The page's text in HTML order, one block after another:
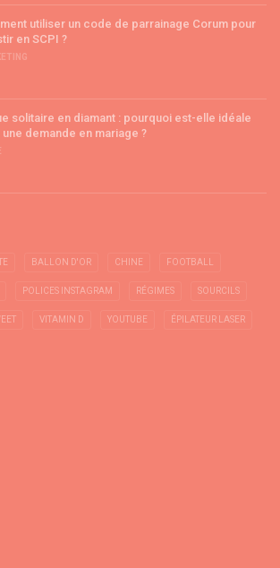
utiliser un code de parrainage Corum pour
en SCPI ?
solitaire en diamant : pourquoi est-elle idéale
une demande en mariage ?
BALLON D'OR CHINE FOOTBALL
POLICES INSTAGRAM RÉGIMES SOURCILS
VITAMIN D YOUTUBE ÉPILATEUR LASER